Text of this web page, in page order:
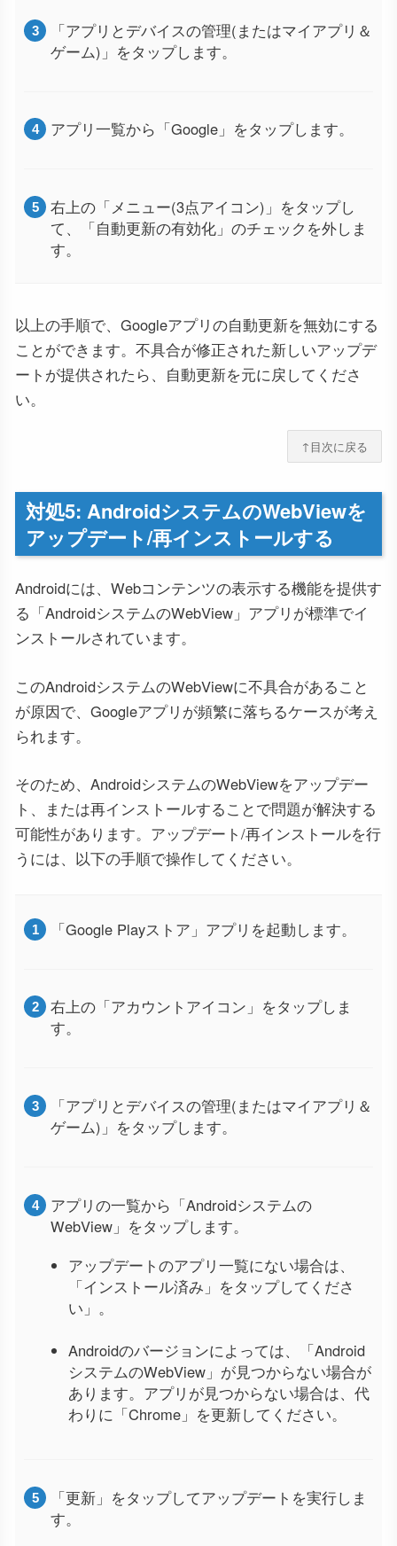
「アプリとデバイスの管理(またはマイアプリ＆
ゲーム)」をタップします。
アプリ一覧から「Google」をタップします。
右上の「メニュー(3点アイコン)」をタップし
て、「自動更新の有効化」のチェックを外しま
す。
以上の手順で、Googleアプリの自動更新を無効にする
ことができます。不具合が修正された新しいアップデ
ートが提供されたら、自動更新を元に戻してくださ
い。
↑目次に戻る
対処5: AndroidシステムのWebViewを
アップデート/再インストールする
Androidには、Webコンテンツの表示する機能を提供す
る「AndroidシステムのWebView」アプリが標準でイ
ンストールされています。
このAndroidシステムのWebViewに不具合があること
が原因で、Googleアプリが頻繁に落ちるケースが考え
られます。
そのため、AndroidシステムのWebViewをアップデー
ト、または再インストールすることで問題が解決する
可能性があります。アップデート/再インストールを行
うには、以下の手順で操作してください。
「Google Playストア」アプリを起動します。
右上の「アカウントアイコン」をタップしま
す。
「アプリとデバイスの管理(またはマイアプリ＆
ゲーム)」をタップします。
アプリの一覧から「Androidシステムの
WebView」をタップします。
アップデートのアプリ一覧にない場合は、
「インストール済み」をタップしてくださ
い」。
Androidのバージョンによっては、「Android
システムのWebView」が見つからない場合が
あります。アプリが見つからない場合は、代
わりに「Chrome」を更新してください。
「更新」をタップしてアップデートを実行しま
す。